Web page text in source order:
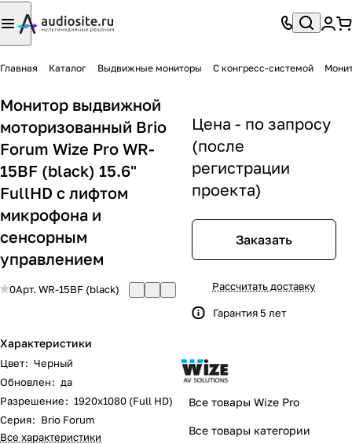
Главная Каталог Выдвижные мониторы С конгресс-системой
Монитор выдвижной
моторизованный Brio
Forum Wize Pro WR-
15BF (black) 15.6"
FullHD с лифтом
микрофона и
сенсорным
управлением
0Арт. WR-15BF (black)
Характеристики
Цвет: Черный
Обновлен: да
Разрешение: 1920x1080 (Full HD)
Серия: Brio Forum
Все характеристики
Цена - по запросу
(после
регистрации
проекта)
Заказать
Рассчитать доставку
Гарантия 5 лет
Все товары Wize Pro
Все товары категории